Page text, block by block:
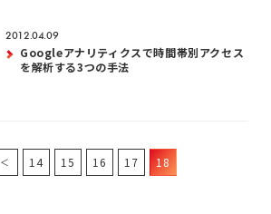
2012.04.09
Googleアナリティクスで時間帯別アクセス
を解析する3つの手法
＜ 14 15 16 17 18